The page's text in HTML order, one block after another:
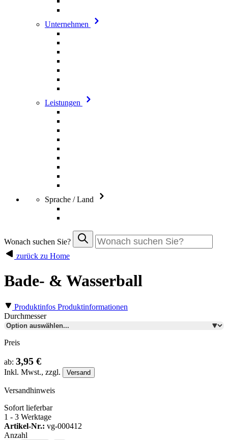
Unternehmen
Leistungen
Sprache / Land
Wonach suchen Sie?
zurück zu Home
Bade- & Wasserball
Produktinfos Produktinformationen
Durchmesser
Preis
ab: 3,95 €
Inkl. Mwst., zzgl. Versand
Versandhinweis
Sofort lieferbar
1 - 3 Werktage
Artikel-Nr.: vg-000412
Anzahl